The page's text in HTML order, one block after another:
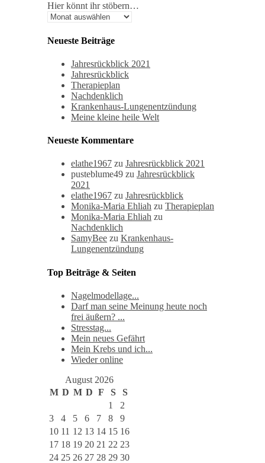
Hier könnt ihr stöbern…
Neueste Beiträge
Jahresrückblick 2021
Jahresrückblick
Therapieplan
Nachdenklich
Krankenhaus-Lungenentzündung
Meine kleine heile Welt
Neueste Kommentare
elathe1967 zu Jahresrückblick 2021
pusteblume49 zu Jahresrückblick
2021
elathe1967 zu Jahresrückblick
Monika-Maria Ehliah zu Therapieplan
Monika-Maria Ehliah zu
Nachdenklich
SamyBee zu Krankenhaus-
Lungenentzündung
Top Beiträge & Seiten
Nagelmodellage...
Darf man seine Meinung heute noch
frei äußern? ...
Stresstag...
Mein neues Gefährt
Mein Krebs und ich...
Wieder online
August 2026
M D M D F S
S
1
2
3
4 5 6 7 8
9
10 11 12 13 14 15 16
17 18 19 20 21 22 23
24 25 26 27 28 29 30